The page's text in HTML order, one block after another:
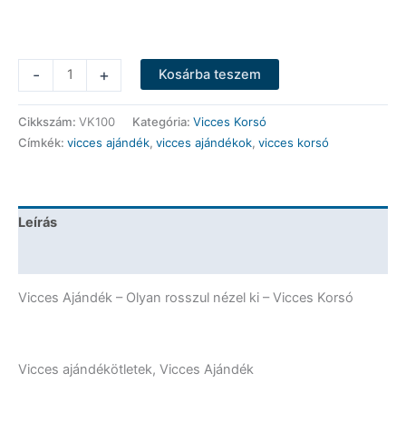
-
Korsó
-
Olyan
rosszul
-
mennyiség
+ Kosárba teszem
Cikkszám: VK100 Kategória: Vicces Korsó
Címkék: vicces ajándék, vicces ajándékok, vicces korsó
Leírás
Vicces Ajándék – Olyan rosszul nézel ki – Vicces Korsó
Vicces ajándékötletek, Vicces Ajándék